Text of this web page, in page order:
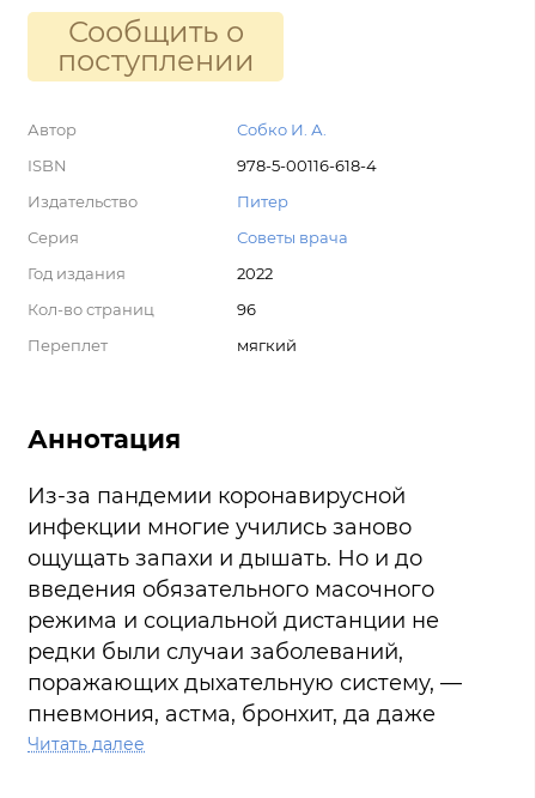
Сообщить о
поступлении
Автор
Собко И. А.
ISBN
978-5-00116-618-4
Издательство
Питер
Серия
Советы врача
Год издания
2022
Кол-во страниц
96
Переплет
мягкий
Аннотация
Из-за пандемии коронавирусной
инфекции многие учились заново
ощущать запахи и дышать. Но и до
введения обязательного масочного
режима и социальной дистанции не
редки были случаи заболеваний,
поражающих дыхательную систему, —
пневмония, астма, бронхит, да даже
обычная ОРВИ! При каждой из этих
Читать далее